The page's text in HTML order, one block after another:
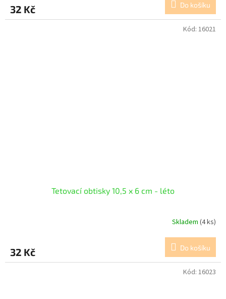
32 Kč Do košíku
Tetovací obtisky 10,5 x 6 cm - léto
Skladem (4 ks)
32 Kč Do košíku
Kód: 16021
Kód: 16023